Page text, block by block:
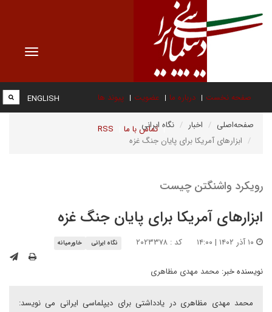
Toggle
صفحه نخست درباره ما عضویت پیوند ها
تماس با ما RSS
ENGLISH
صفحه‌اصلی اخبار
نگاه ایرانی
ابزارهای آمریکا برای پایان جنگ غزه
رویکرد واشنگتن چیست
ابزارهای آمریکا برای پایان جنگ غزه
کد : ۲۰۲۳۳۷۸ نگاه ایرانی خاورمیانه
نویسنده خبر: محمد مهدی مظاهری
محمد مهدی مظاهری در یادداشتی برای دیپلماسی ایرانی می نویسد: